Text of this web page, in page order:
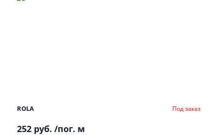
ROLA Под заказ
252 руб. /пог. м